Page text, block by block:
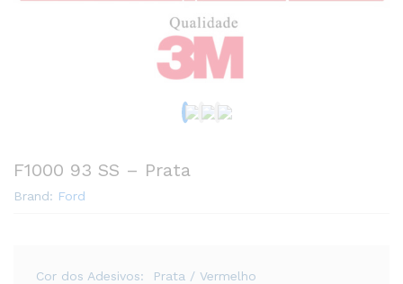
F1000 93 SS – Prata
Brand: Ford
Cor dos Adesivos: Prata / Vermelho